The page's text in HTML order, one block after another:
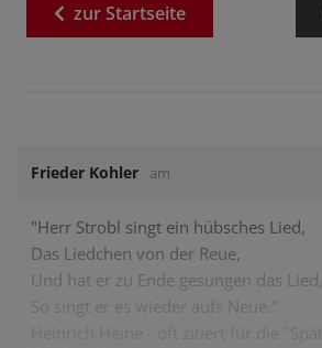
zurStartseite
Frieder Kohler am
"Herr Strobl singt ein hübsches Lied,
Das Liedchen von der Reue,
Und hat er zu Ende gesungen das Lied,
So singt er es wieder aufs Neue."